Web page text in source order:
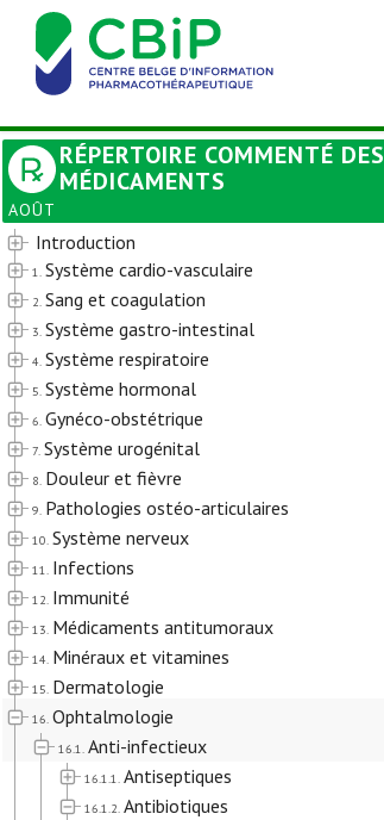
RÉPERTOIRE COMMENTÉ DES
MÉDICAMENTS
AOÛT
Introduction
1. Système cardio-vasculaire
2. Sang et coagulation
3. Système gastro-intestinal
4. Système respiratoire
5. Système hormonal
6. Gynéco-obstétrique
7. Système urogénital
8. Douleur et fièvre
9. Pathologies ostéo-articulaires
10. Système nerveux
11. Infections
12. Immunité
13. Médicaments antitumoraux
14. Minéraux et vitamines
15. Dermatologie
16. Ophtalmologie
16.1. Anti-infectieux
16.1.1. Antiseptiques
16.1.2. Antibiotiques